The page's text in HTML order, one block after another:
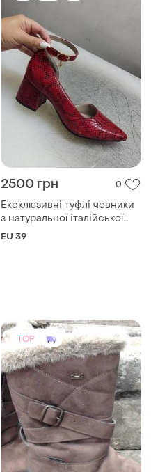
2500 грн 0
Ексклюзивні туфлі човники
з натуральної італійської
шкіри. виготовлені на
EU 39
TOP